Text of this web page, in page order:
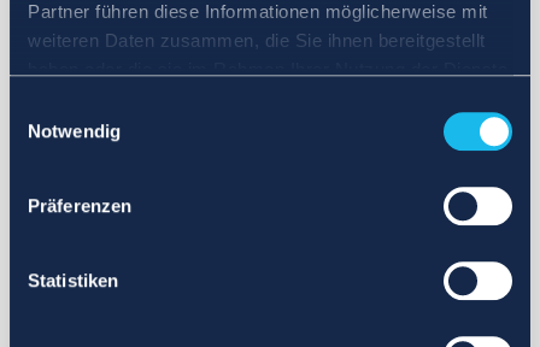
Partner führen diese Informationen möglicherweise mit
weiteren Daten zusammen, die Sie ihnen bereitgestellt
Notwendig
Präferenzen
Statistiken